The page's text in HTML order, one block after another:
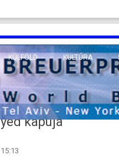
KÜLFÖLD
EURÓPA
KÖZEL-KELET
KULTÚRA
kapuja